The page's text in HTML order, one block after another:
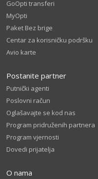
GoOpti transferi
MyOpti
Paket Bez brige
Centar za korisničku podršku
Avio karte
Postanite partner
Putnički agenti
Poslovni račun
Oglašavajte se kod nas
Program pridruženih partnera
Program vjernosti
Dovedi prijatelja
O nama